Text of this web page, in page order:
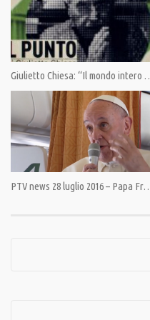
CHS GTT 40P04 A052R
🎯 PayPal: https://
SOSTIENICI perché la libertà non
_
Web: 🎯 https://pandoratv.it
Facebook:
🎯 https://www.facebook.com/
🎯 https://www.facebook.com/
Instagram:
🎯 https://www.instagram.com/
Giulietto Chiesa: “Il
PTV news 28 luglio 2016 – Papa Francesco sul